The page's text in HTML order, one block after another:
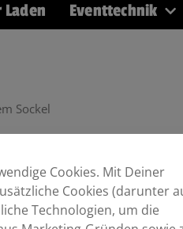
Laden Eventtechnik
Sockel
Cookies. Mit Deiner
Cookies (darunter
Technologien, um die